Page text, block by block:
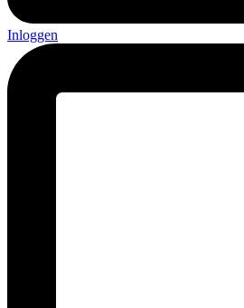
Inloggen